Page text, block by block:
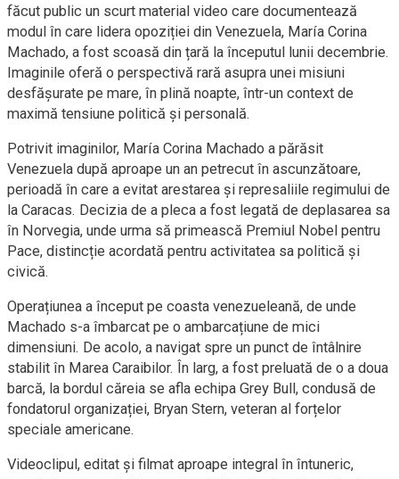
făcut public un scurt material video care documentează
modul în care lidera opoziției din Venezuela, María Corina
Machado, a fost scoasă din țară la începutul lunii decembrie.
Imaginile oferă o perspectivă rară asupra unei misiuni
desfășurate pe mare, în plină noapte, într-un context de
maximă tensiune politică și personală.
Potrivit imaginilor, María Corina Machado a părăsit
Venezuela după aproape un an petrecut în ascunzătoare,
perioadă în care a evitat arestarea și represaliile regimului de
la Caracas. Decizia de a pleca a fost legată de deplasarea sa
în Norvegia, unde urma să primească Premiul Nobel pentru
Pace, distincție acordată pentru activitatea sa politică și
civică.
Operațiunea a început pe coasta venezueleană, de unde
Machado s-a îmbarcat pe o ambarcațiune de mici
dimensiuni. De acolo, a navigat spre un punct de întâlnire
stabilit în Marea Caraibilor. În larg, a fost preluată de o a doua
barcă, la bordul căreia se afla echipa Grey Bull, condusă de
fondatorul organizației, Bryan Stern, veteran al forțelor
speciale americane.
Videoclipul, editat și filmat aproape integral în întuneric,